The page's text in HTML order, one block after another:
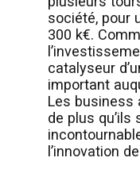
société, pour
300 k€.
catalyseur
important
Les business
de plus
l’innovation